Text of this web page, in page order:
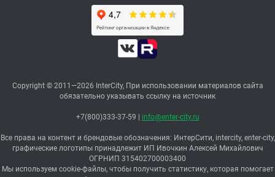
Copyright © 2011—2026 InterCity, При использовании материалов сайта
обязательно указывать ссылку на источник
+7(800)333-37-59 info@enter-city.ru
Все права на контент и брендовые обозначения: ИнтерСити, intercity, enter-city,
графические логотипы принадлежит ИП Ивочкин Алексей Михайлович
ОГРНИП 315402700003400
Мы используем cookie-файлы, чтобы получить статистику, которая помогает